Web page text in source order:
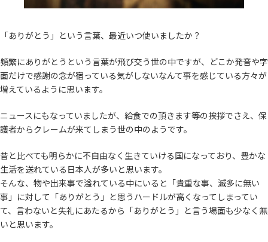
「ありがとう」という言葉、最近いつ使いましたか？
頻繁にありがとうという言葉が飛び交う世の中ですが、どこか発音や字
面だけで感謝の念が宿っている気がしないなんて事を感じている方々が
増えているように思います。
ニュースにもなっていましたが、給食での頂きます等の挨拶でさえ、保
護者からクレームが来てしまう世の中のようです。
昔と比べても明らかに不自由なく生きていける国になっており、豊かな
生活を送れている日本人が多いと思います。
そんな、物や出来事で溢れている中にいると「貴重な事、滅多に無い
事」に対して「ありがとう」と思うハードルが高くなってしまってい
て、言わないと失礼にあたるから「ありがとう」と言う場面も少なく無
いと思います。